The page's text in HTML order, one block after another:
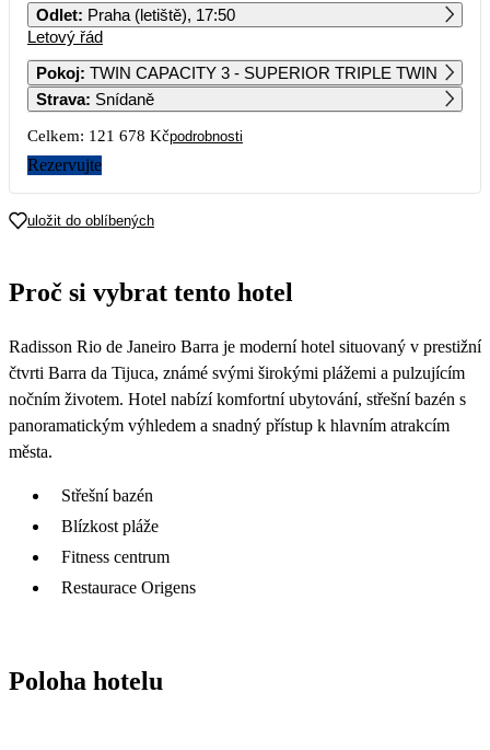
3 4
10
17
60 839
18
51 279
54 719 52 189 57 609 56 039
Odlet: Praha (letiště), 17:50
Letový řád
Pokoj: TWIN CAPACITY 3 - SUPERIOR TRIPLE TWIN
Strava: Snídaně
Celkem: 121 678 Kčpodrobnosti
Rezervujte
uložit do oblíbených
Proč si vybrat tento hotel
Radisson Rio de Janeiro Barra je moderní hotel situovaný v prestižní
čtvrti Barra da Tijuca, známé svými širokými plážemi a pulzujícím
nočním životem. Hotel nabízí komfortní ubytování, střešní bazén s
panoramatickým výhledem a snadný přístup k hlavním atrakcím
města.
Střešní bazén
Blízkost pláže
Fitness centrum
Restaurace Origens
Poloha hotelu